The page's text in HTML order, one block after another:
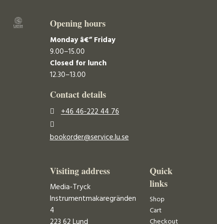
Opening hours
Monday â€“ Friday
9.00–15.00
Closed for lunch
12.30–13.00
Contact details
+46 46-222 44 76
bookorder@service.lu.se
Visiting address
Media-Tryck
Instrumentmakaregränden
4
Quick
links
Shop
Cart